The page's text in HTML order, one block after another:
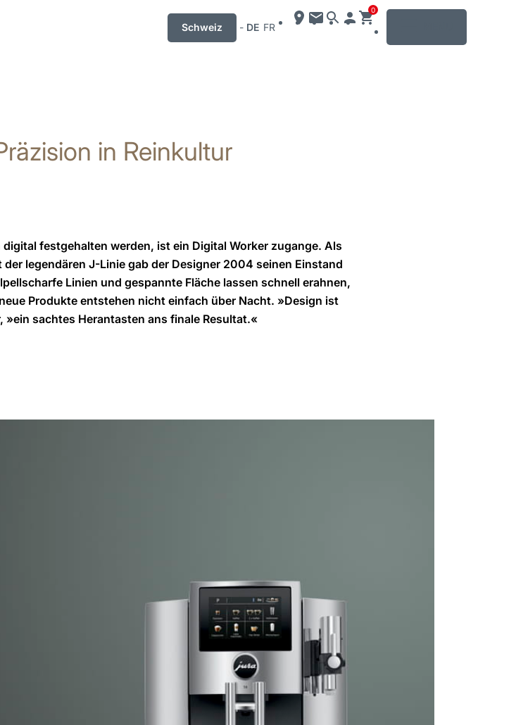
Schweiz - DE FR
0
in Reinkultur
festgehalten werden, ist ein Digital Worker zugange. Als
legendären J-Linie gab der Designer 2004 seinen Einstand
Linien und gespannte Fläche lassen schnell erahnen,
Produkte entstehen nicht einfach über Nacht. »Design ist
sachtes Herantasten ans finale Resultat.«